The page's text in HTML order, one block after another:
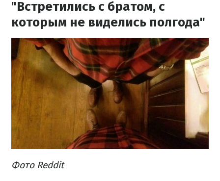
"Встретились с братом, с
которым не виделись полгода"
Фото Reddit